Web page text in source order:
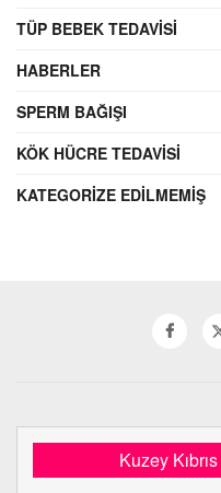
TÜP BEBEK TEDAVISI
HABERLER
SPERM BAĞIŞI
KÖK HÜCRE TEDAVISI
KATEGORIZE EDILMEMIŞ
Kuzey